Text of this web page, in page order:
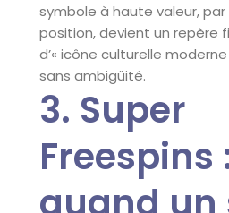
symbole à haute valeur,
position, devient un repère
d’« icône culturelle
sans ambigüité.
3. Super
Freespins